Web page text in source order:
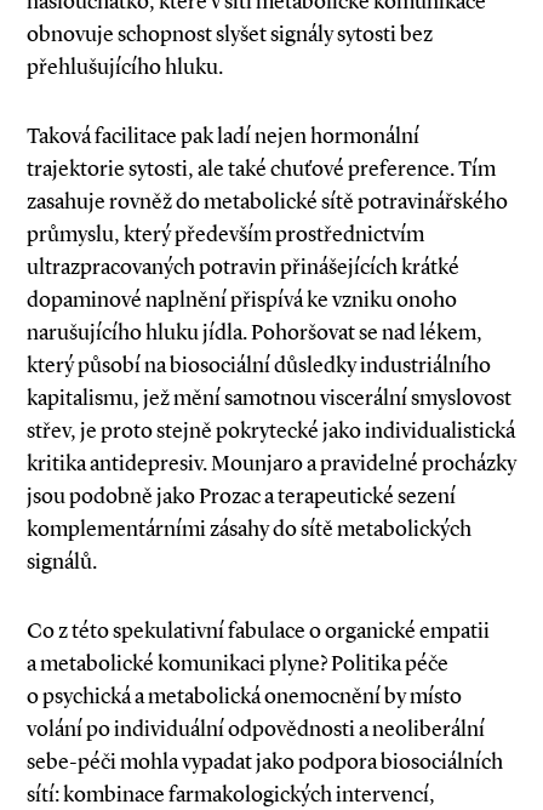
obnovuje schopnost slyšet signály sytosti bez
přehlušujícího hluku.
Taková facilitace pak ladí nejen hormonální
trajektorie sytosti, ale také chuťové preference. Tím
zasahuje rovněž do metabolické sítě potravinářského
průmyslu, který především prostřednictvím
ultrazpracovaných potravin přinášejících krátké
dopaminové naplnění přispívá ke vzniku onoho
narušujícího hluku jídla. Pohoršovat se nad lékem,
který působí na biosociální důsledky industriálního
kapitalismu, jež mění samotnou viscerální smyslovost
střev, je proto stejně pokrytecké jako individualistická
kritika antidepresiv. Mounjaro a pravidelné procházky
jsou podobně jako Prozac a terapeutické sezení
komplementárními zásahy do sítě metabolických
signálů.
Co z této spekulativní fabulace o organické empatii
a metabolické komunikaci plyne? Politika péče
o psychická a metabolická onemocnění by místo
volání po individuální odpovědnosti a neoliberální
sebe­-péči mohla vypadat jako podpora biosociálních
sítí: kombinace farmakologických intervencí,